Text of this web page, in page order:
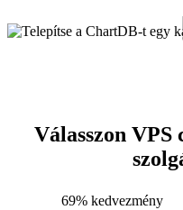
Válasszon VPS
69% kedvezmény